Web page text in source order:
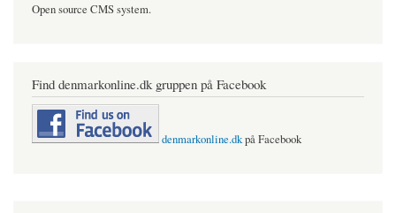
Open source CMS system.
Find denmarkonline.dk gruppen på Facebook
denmarkonline.dkpå Facebook